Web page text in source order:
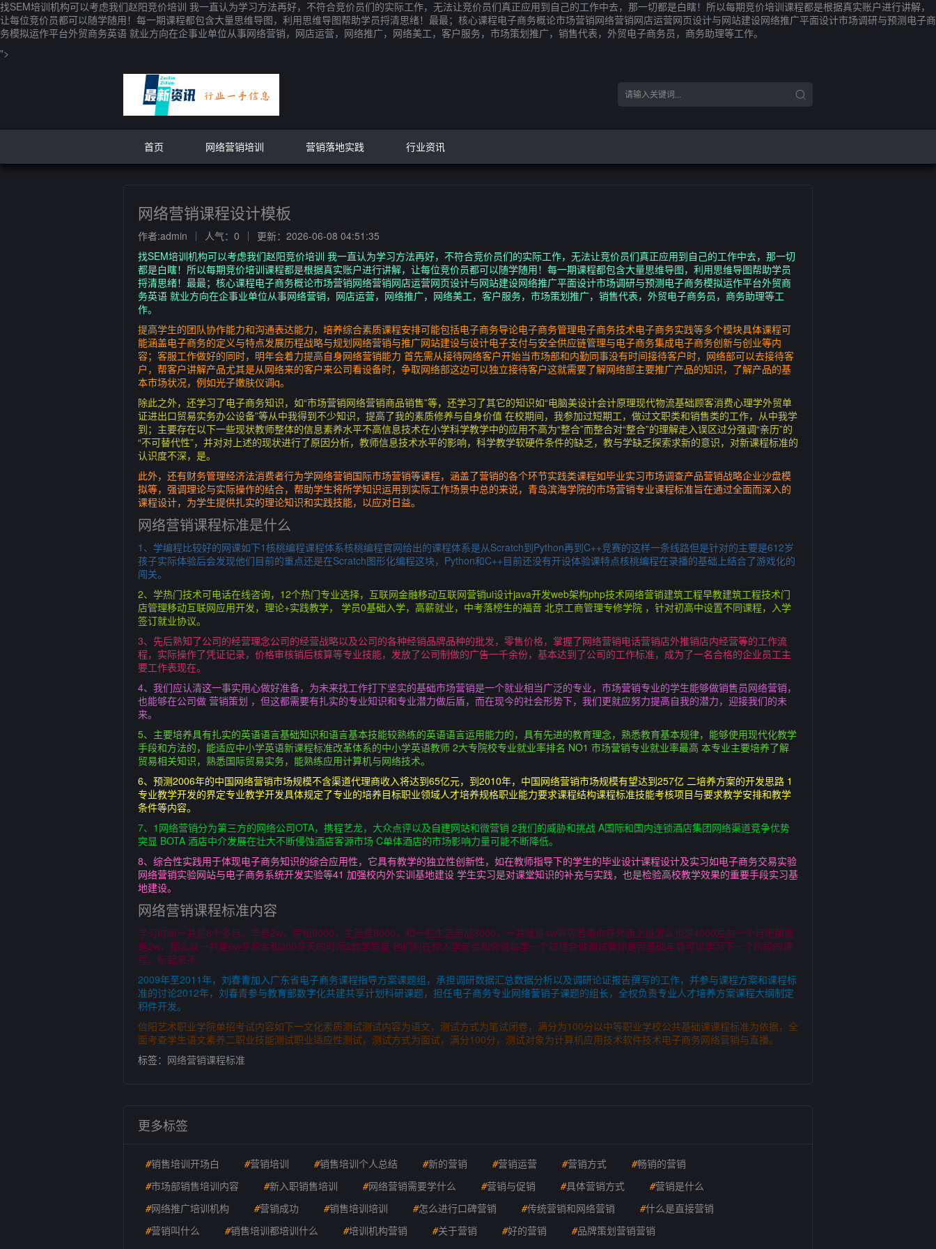
找SEM培训机构可以考虑我们赵阳竞价培训 我一直认为学习方法再好，不符合竞价员们的实际工作，无法让竞价员们真正应用到自己的工作中去，那一切都是白瞎！所以每期竞价培训课程都是根据真实账户进行讲解，
让每位竞价员都可以随学随用！每一期课程都包含大量思维导图，利用思维导图帮助学员捋清思绪！最最；核心课程电子商务概论市场营销网络营销网店运营网页设计与网站建设网络推广平面设计市场调研与预测电子商
务模拟运作平台外贸商务英语 就业方向在企事业单位从事网络营销，网店运营，网络推广，网络美工，客户服务，市场策划推广，销售代表，外贸电子商务员，商务助理等工作。
">
首页 网络营销培训 营销落地实践 行业资讯
网络营销课程设计模板
作者:admin 人气：0
更新：2026-06-08 04:51:35
找SEM培训机构可以考虑我们赵阳竞价培训 我一直认为学习方法再好，不符合竞价员们的实际工作，无法让竞价员们真正应用到自己的工作中去，那一切
都是白瞎！所以每期竞价培训课程都是根据真实账户进行讲解，让每位竞价员都可以随学随用！每一期课程都包含大量思维导图，利用思维导图帮助学员
捋清思绪！最最；核心课程电子商务概论市场营销网络营销网店运营网页设计与网站建设网络推广平面设计市场调研与预测电子商务模拟运作平台外贸商
务英语 就业方向在企事业单位从事网络营销，网店运营，网络推广，网络美工，客户服务，市场策划推广，销售代表，外贸电子商务员，商务助理等工
作。
提高学生的团队协作能力和沟通表达能力，培养综合素质课程安排可能包括电子商务导论电子商务管理电子商务技术电子商务实践等多个模块具体课程可
能涵盖电子商务的定义与特点发展历程战略与规划网络营销与推广网站建设与设计电子支付与安全供应链管理与电子商务集成电子商务创新与创业等内
容；客服工作做好的同时，明年会着力提高自身网络营销能力 首先需从接待网络客户开始当市场部和内勤同事没有时间接待客户时，网络部可以去接待客
户，帮客户讲解产品尤其是从网络来的客户来公司看设备时，争取网络部这边可以独立接待客户这就需要了解网络部主要推广产品的知识，了解产品的基
本市场状况，例如光子嫩肤仪调q。
除此之外，还学习了电子商务知识，如“市场营销网络营销商品销售”等，还学习了其它的知识如“电脑美设计会计原理现代物流基础顾客消费心理学外贸单
证进出口贸易实务办公设备”等从中我得到不少知识，提高了我的素质修养与自身价值 在校期间，我参加过短期工，做过文职类和销售类的工作，从中我学
到；主要存在以下一些现状教师整体的信息素养水平不高信息技术在小学科学教学中的应用不高为“整合”而整合对“整合”的理解走入误区过分强调“亲历”的
“不可替代性”，并对对上述的现状进行了原因分析，教师信息技术水平的影响，科学教学软硬件条件的缺乏，教与学缺乏探索求新的意识，对新课程标准的
认识度不深，是。
此外，还有财务管理经济法消费者行为学网络营销国际市场营销等课程，涵盖了营销的各个环节实践类课程如毕业实习市场调查产品营销战略企业沙盘模
拟等，强调理论与实际操作的结合，帮助学生将所学知识运用到实际工作场景中总的来说，青岛滨海学院的市场营销专业课程标准旨在通过全面而深入的
课程设计，为学生提供扎实的理论知识和实践技能，以应对日益。
网络营销课程标准是什么
1、学编程比较好的网课如下1核桃编程课程体系核桃编程官网给出的课程体系是从Scratch到Python再到C++竞赛的这样一条线路但是针对的主要是612岁
孩子实际体验后会发现他们目前的重点还是在Scratch图形化编程这块，Python和C++目前还没有开设体验课特点核桃编程在录播的基础上结合了游戏化的
闯关。
2、学热门技术可电话在线咨询，12个热门专业选择，互联网金融移动互联网营销ui设计java开发web架构php技术网络营销建筑工程早教建筑工程技术门
店管理移动互联网应用开发，理论+实践教学， 学员0基础入学，高薪就业，中考落榜生的福音 北京工商管理专修学院 ，针对初高中设置不同课程，入学
签订就业协议。
3、先后熟知了公司的经营理念公司的经营战略以及公司的各种经销品牌品种的批发，零售价格，掌握了网络营销电话营销店外推销店内经营等的工作流
程，实际操作了凭证记录，价格审核销后核算等专业技能，发放了公司制做的广告一千余份，基本达到了公司的工作标准，成为了一名合格的企业员工主
要工作表现在。
4、我们应认清这一事实用心做好准备，为未来找工作打下坚实的基础市场营销是一个就业相当广泛的专业，市场营销专业的学生能够做销售员网络营销，
也能够在公司做 营销策划 ，但这都需要有扎实的专业知识和专业潜力做后盾，而在现今的社会形势下，我们更就应努力提高自我的潜力，迎接我们的未
来。
5、主要培养具有扎实的英语语言基础知识和语言基本技能较熟练的英语语言运用能力的，具有先进的教育理念，熟悉教育基本规律，能够使用现代化教学
手段和方法的，能适应中小学英语新课程标准改革体系的中小学英语教师 2大专院校专业就业率排名 NO1 市场营销专业就业率最高 本专业主要培养了解
贸易相关知识，熟悉国际贸易实务，能熟练应用计算机与网络技术。
6、预测2006年的中国网络营销市场规模不含渠道代理商收入将达到65亿元，到2010年，中国网络营销市场规模有望达到257亿 二培养方案的开发思路 1
专业教学开发的界定专业教学开发具体规定了专业的培养目标职业领域人才培养规格职业能力要求课程结构课程标准技能考核项目与要求教学安排和教学
条件等内容。
7、1网络营销分为第三方的网络公司OTA，携程艺龙，大众点评以及自建网站和微营销 2我们的威胁和挑战 A国际和国内连锁酒店集团网络渠道竞争优势
突显 BOTA 酒店中介发展在壮大不断侵蚀酒店客源市场 C单体酒店的市场影响力量可能不断降低。
8、综合性实践用于体现电子商务知识的综合应用性，它具有教学的独立性创新性，如在教师指导下的学生的毕业设计课程设计及实习如电子商务交易实验
网络营销实验网站与电子商务系统开发实验等41 加强校内外实训基地建设 学生实习是对课堂知识的补充与实践，也是检验高校教学效果的重要手段实习基
地建设。
网络营销课程标准内容
学习时间一共是6个多月，学费2w，房租9000，生活费8000，和一些生活用品3000，一共就是4w等等若果你在外面上班怎么也是4000左右一个月吧那就
是2w，那么就一共是6w多资金和200多天的时间2教学质量 他们的在你入学前会和你说每学一个过程会做测试看你是否基础牢靠可以学习下一个阶段的课
程，听起来不。
2009年至2011年，刘春青加入广东省电子商务课程指导方案课题组，承担调研数据汇总数据分析以及调研论证报告撰写的工作，并参与课程方案和课程标
准的讨论2012年，刘春青参与教育部数字化共建共享计划科研课题，担任电子商务专业网络营销子课题的组长，全权负责专业人才培养方案课程大纲制定
积件开发。
信阳艺术职业学院单招考试内容如下一文化素质测试测试内容为语文，测试方式为笔试闭卷，满分为100分以中等职业学校公共基础课课程标准为依据，全
面考查学生语文素养二职业技能测试职业适应性测试，测试方式为面试，满分100分，测试对象为计算机应用技术软件技术电子商务网络营销与直播。
标签： 网络营销课程标准
更多标签
#销售培训开场白 #营销培训 #销售培训个人总结 #新的营销 #营销运营 #营销方式 #畅销的营销
#市场部销售培训内容 #新入职销售培训 #网络营销需要学什么 #营销与促销 #具体营销方式 #营销是什么
#网络推广培训机构 #营销成功 #销售培训培训 #怎么进行口碑营销 #传统营销和网络营销 #什么是直接营销
#营销叫什么 #销售培训都培训什么 #培训机构营销 #关于营销 #好的营销 #品牌策划营销营销